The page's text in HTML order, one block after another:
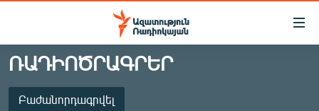
Մատչելիության
Անցնել
հիմնական
բովանդակությանը
Անցնել
ԱԶԱՏՈՒԹՅՈՒՆ TV
ՀԱՅԱՍՏԱՆ
ՌԱԴԻՈԾՐԱԳՐԵՐ
Բաժանորդագրվել